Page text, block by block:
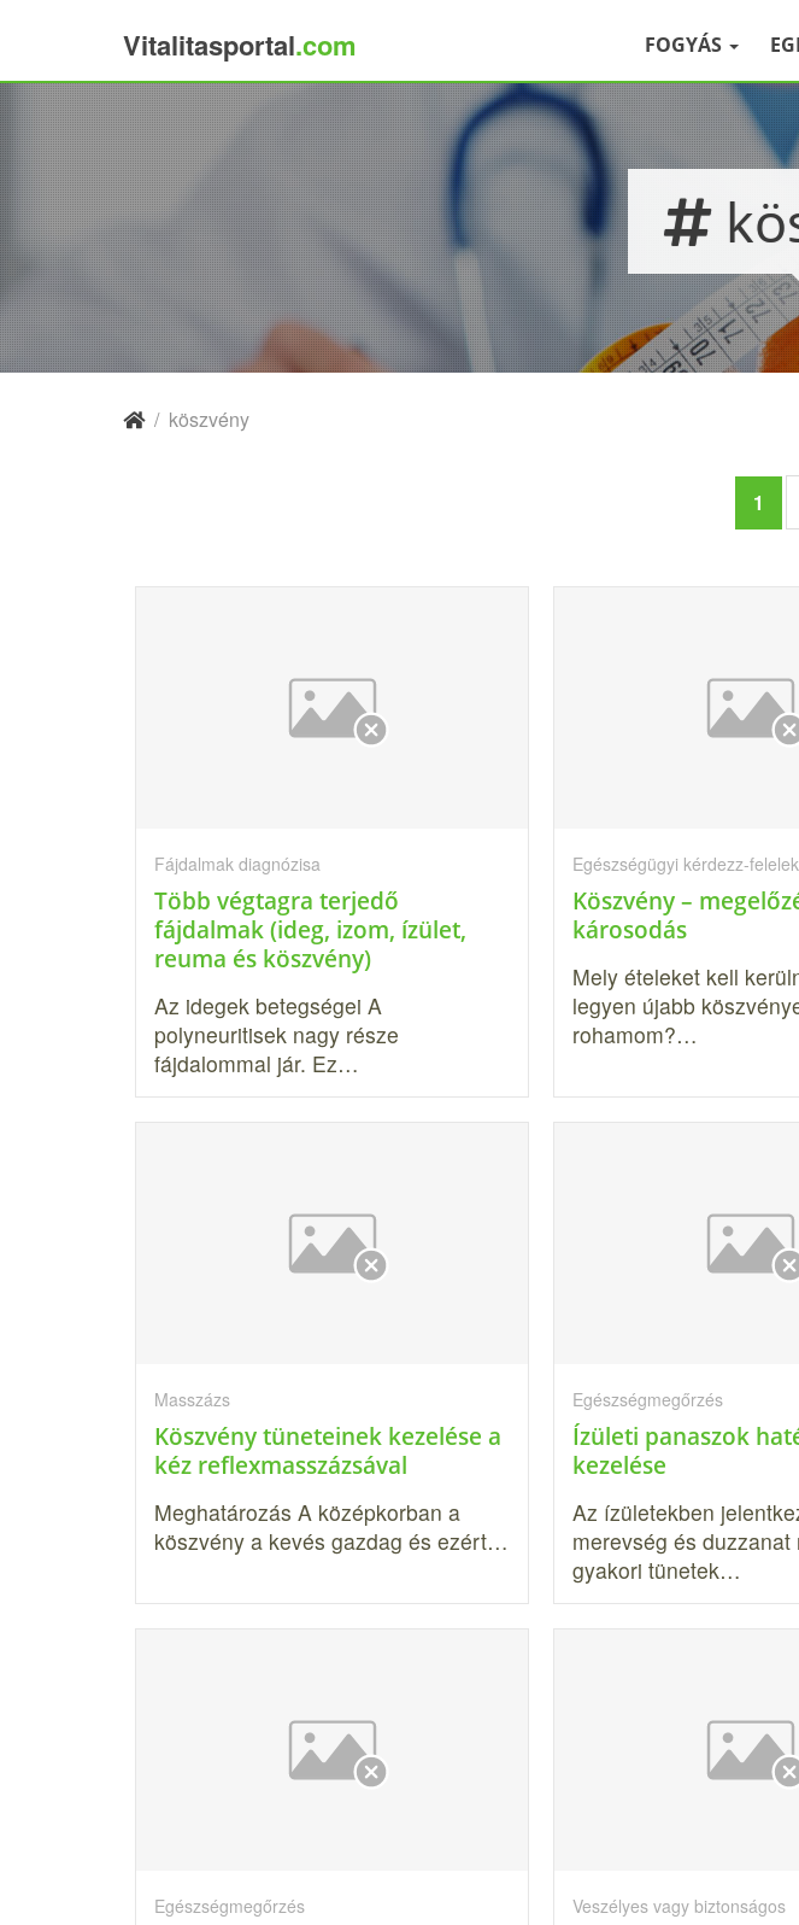
Vitalitasportal.com FOGYÁS
/ köszvény
1
Fájdalmak diagnózisa
Több végtagra terjedő
fájdalmak (ideg, izom, ízület,
reuma és köszvény)
Az idegek betegségei A
polyneuritisek nagy része
fájdalommal jár. Ez…
Egészségügyi kérdezz-felelek
Köszvény –
károsodás
Mely ételeket kell
legyen újabb
rohamom?…
Masszázs
Köszvény tüneteinek kezelése a
kéz reflexmasszázsával
Meghatározás A középkorban a
köszvény a kevés gazdag és ezért…
Egészségmegőrzés
Ízületi panaszok
kezelése
Az ízületekben
merevség és duzzanat
gyakori tünetek…
Egészségmegőrzés Veszélyes vagy biztonságos
×